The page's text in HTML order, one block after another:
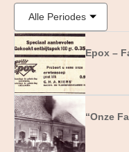
Alle Periodes
Epox –
“Onze